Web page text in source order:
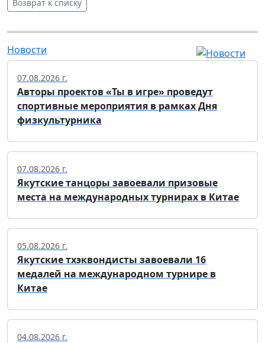
Возврат к списку
Новости
07.08.2026 г.
Авторы проектов «Ты в игре» проведут
спортивные мероприятия в рамках Дня
физкультурника
07.08.2026 г.
Якутские танцоры завоевали призовые
места на международных турнирах в Китае
05.08.2026 г.
Якутские тхэквондисты завоевали 16
медалей на международном турнире в
Китае
04.08.2026 г.